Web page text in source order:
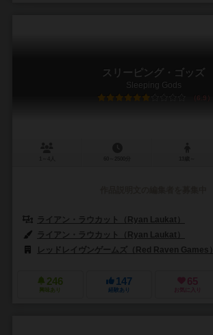
スリーピング・ゴッズ
Sleeping Gods
6.9
ライアン・ラウカット（Ryan Laukat）
ライアン・ラウカット（Ryan Laukat）
レッドレイヴンゲームズ（Red Raven Games）
246
興味あり
147
経験あり
65
お気に入り